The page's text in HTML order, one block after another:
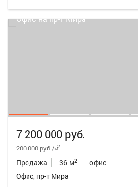
7 200 000 руб.
200 000 руб./м2
Продажа 36 м2
офис
Офис, пр-т Мира